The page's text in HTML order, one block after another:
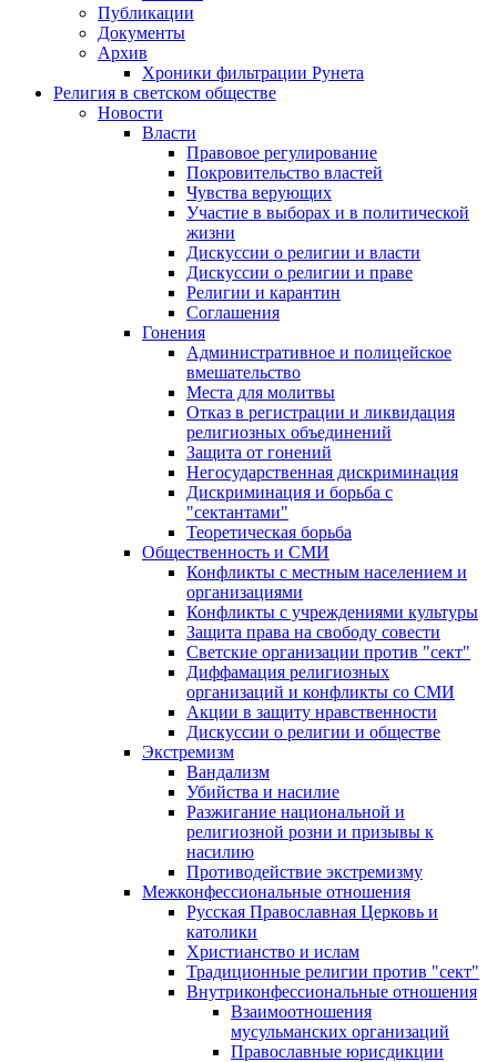
Публикации
Документы
Архив
Хроники фильтрации Рунета
Религия в светском обществе
Новости
Власти
Правовое регулирование
Покровительство властей
Чувства верующих
Участие в выборах и в политической
жизни
Дискуссии о религии и власти
Дискуссии о религии и праве
Религии и карантин
Соглашения
Гонения
Административное и полицейское
вмешательство
Места для молитвы
Отказ в регистрации и ликвидация
религиозных объединений
Защита от гонений
Негосударственная дискриминация
Дискриминация и борьба с
"сектантами"
Теоретическая борьба
Общественность и СМИ
Конфликты с местным населением и
организациями
Конфликты с учреждениями культуры
Защита права на свободу совести
Светские организации против "сект"
Диффамация религиозных
организаций и конфликты со СМИ
Акции в защиту нравственности
Дискуссии о религии и обществе
Экстремизм
Вандализм
Убийства и насилие
Разжигание национальной и
религиозной розни и призывы к
насилию
Противодействие экстремизму
Межконфессиональные отношения
Русская Православная Церковь и
католики
Христианство и ислам
Традиционные религии против "сект"
Внутриконфессиональные отношения
Взаимоотношения
мусульманских организаций
Православные юрисдикции